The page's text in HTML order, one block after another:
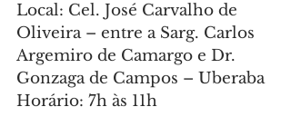
Local: Cel. José Carvalho de
Oliveira – entre a Sarg. Carlos
Argemiro de Camargo e Dr.
Gonzaga de Campos – Uberaba
Horário: 7h às 11h